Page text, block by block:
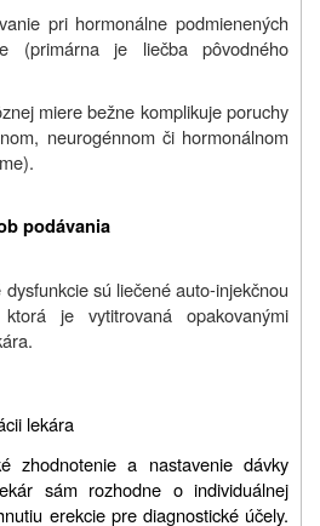
pri hormonálne podmienených
(primárna je liečba pôvodného
miere bežne komplikuje poruchy
neurogénnom či hormonálnom
podávania
sú liečené auto-injekčnou
je vytitrovaná opakovanými
lekára
zhodnotenie a nastavenie dávky
sám rozhodne o individuálnej
erekcie pre diagnostické účely.